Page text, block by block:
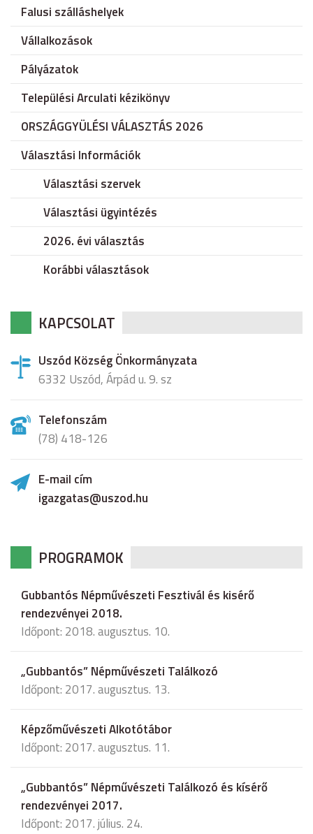
Falusi szálláshelyek
Vállalkozások
Pályázatok
Települési Arculati kézikönyv
ORSZÁGGYÜLÉSI VÁLASZTÁS 2026
Választási Információk
Választási szervek
Választási ügyintézés
2026. évi választás
Korábbi választások
KAPCSOLAT
Uszód Község Önkormányzata
6332 Uszód, Árpád u. 9. sz
Telefonszám
(78) 418-126
E-mail cím
igazgatas@uszod.hu
PROGRAMOK
Gubbantós Népművészeti Fesztivál és kisérő
rendezvényei 2018.
Időpont: 2018. augusztus. 10.
„Gubbantós” Népművészeti Találkozó
Időpont: 2017. augusztus. 13.
Képzőművészeti Alkotótábor
Időpont: 2017. augusztus. 11.
„Gubbantós” Népművészeti Találkozó és kísérő
rendezvényei 2017.
Időpont: 2017. július. 24.